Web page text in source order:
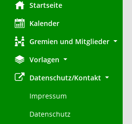
Startseite
Kalender
Gremien und Mitglieder
Vorlagen
Datenschutz/Kontakt
Impressum
Datenschutz